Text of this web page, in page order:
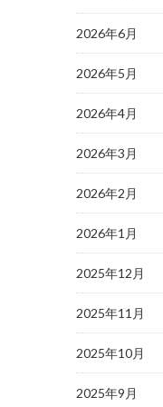
2026年6月
2026年5月
2026年4月
2026年3月
2026年2月
2026年1月
2025年12月
2025年11月
2025年10月
2025年9月